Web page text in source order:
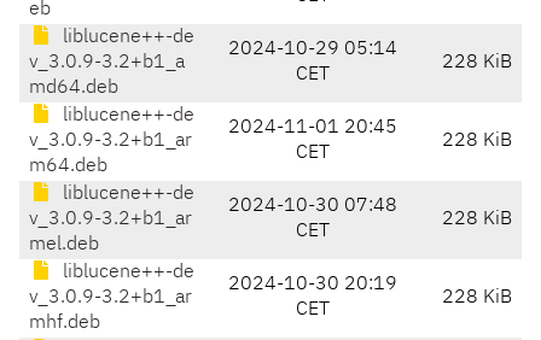
eb
liblucene++-de
v_3.0.9-3.2+b1_a
md64.deb
2024-10-29 05:14
CET
228 KiB
liblucene++-de
v_3.0.9-3.2+b1_ar
m64.deb
2024-11-01 20:45
CET
228 KiB
liblucene++-de
v_3.0.9-3.2+b1_ar
mel.deb
2024-10-30 07:48
CET
228 KiB
liblucene++-de
v_3.0.9-3.2+b1_ar
mhf.deb
2024-10-30 20:19
CET
228 KiB